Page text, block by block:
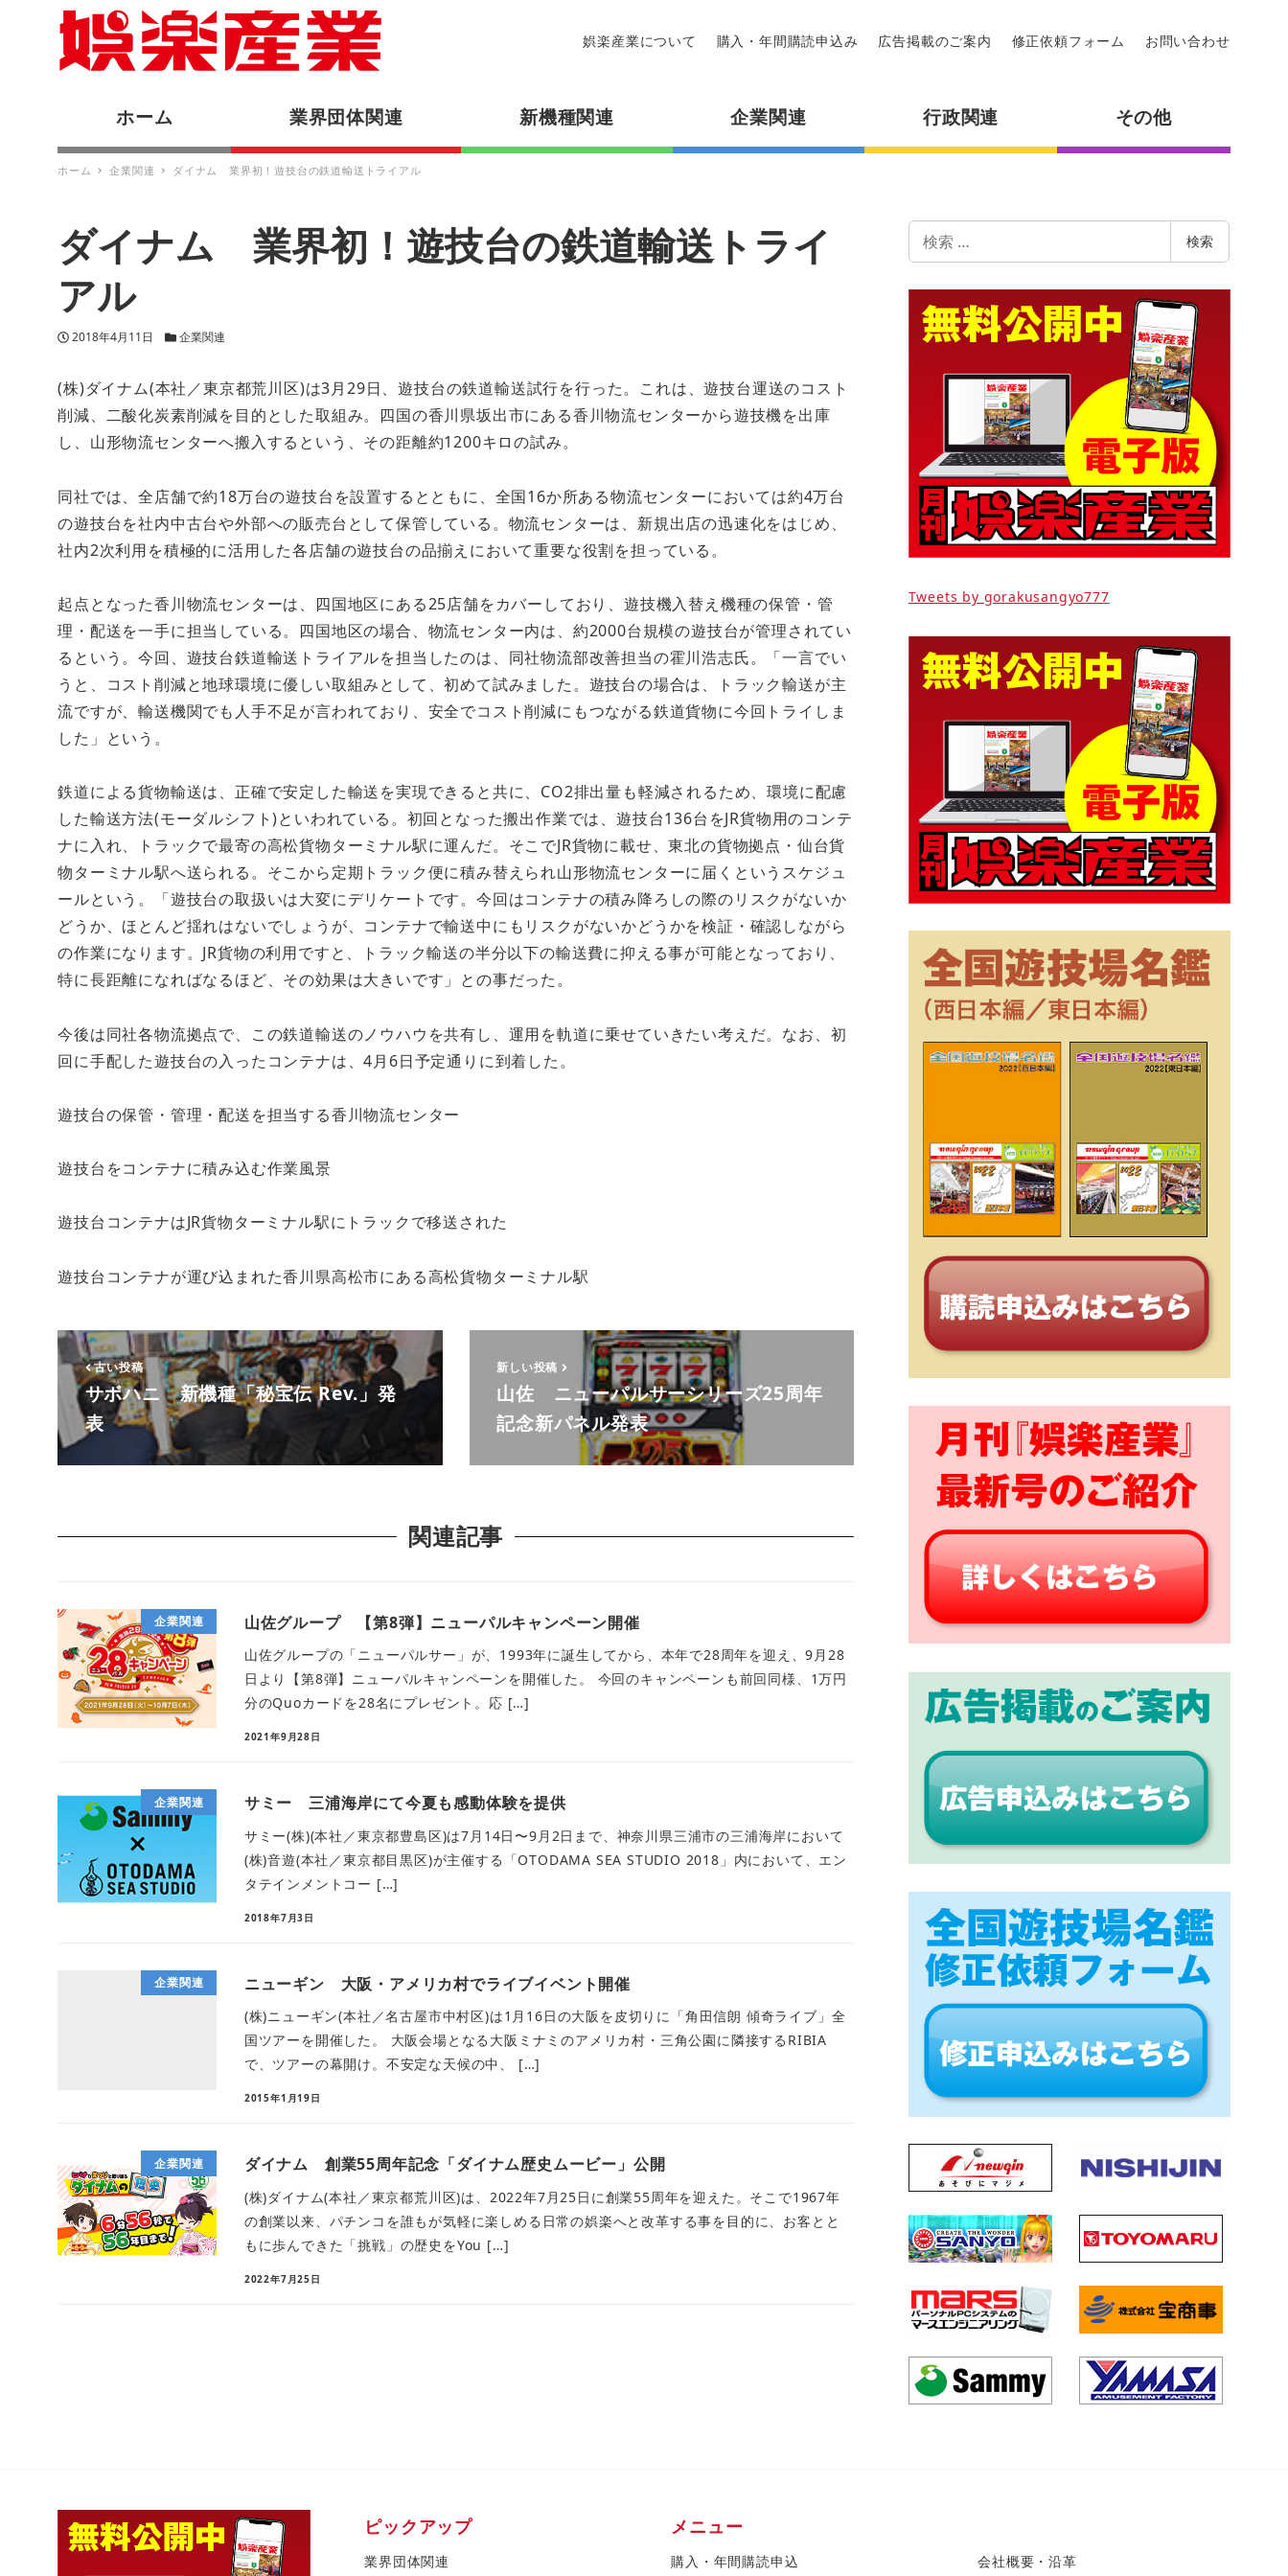
娯楽産業について 購入・年間購読申込み 広告掲載のご案内 修正依頼フォーム お問い合わせ
ホーム 業界団体関連 新機種関連 企業関連 行政関連 その他
ホーム 企業関連 ダイナム 業界初！遊技台の鉄道輸送トライアル
ダイナム 業界初！遊技台の鉄道輸送トライ
アル
投稿日
2018年4月11日 カテゴリー
企業関連
(株)ダイナム(本社／東京都荒川区)は3月29日、遊技台の鉄道輸送試行を行った。これは、遊技台運送のコスト
削減、二酸化炭素削減を目的とした取組み。四国の香川県坂出市にある香川物流センターから遊技機を出庫
し、山形物流センターへ搬入するという、その距離約1200キロの試み。
同社では、全店舗で約18万台の遊技台を設置するとともに、全国16か所ある物流センターにおいては約4万台
の遊技台を社内中古台や外部への販売台として保管している。物流センターは、新規出店の迅速化をはじめ、
社内2次利用を積極的に活用した各店舗の遊技台の品揃えにおいて重要な役割を担っている。
起点となった香川物流センターは、四国地区にある25店舗をカバーしており、遊技機入替え機種の保管・管
理・配送を一手に担当している。四国地区の場合、物流センター内は、約2000台規模の遊技台が管理されてい
るという。今回、遊技台鉄道輸送トライアルを担当したのは、同社物流部改善担当の霍川浩志氏。「一言でい
うと、コスト削減と地球環境に優しい取組みとして、初めて試みました。遊技台の場合は、トラック輸送が主
流ですが、輸送機関でも人手不足が言われており、安全でコスト削減にもつながる鉄道貨物に今回トライしま
した」という。
鉄道による貨物輸送は、正確で安定した輸送を実現できると共に、CO2排出量も軽減されるため、環境に配慮
した輸送方法(モーダルシフト)といわれている。初回となった搬出作業では、遊技台136台をJR貨物用のコンテ
ナに入れ、トラックで最寄の高松貨物ターミナル駅に運んだ。そこでJR貨物に載せ、東北の貨物拠点・仙台貨
物ターミナル駅へ送られる。そこから定期トラック便に積み替えられ山形物流センターに届くというスケジュ
ールという。「遊技台の取扱いは大変にデリケートです。今回はコンテナの積み降ろしの際のリスクがないか
どうか、ほとんど揺れはないでしょうが、コンテナで輸送中にもリスクがないかどうかを検証・確認しながら
の作業になります。JR貨物の利用ですと、トラック輸送の半分以下の輸送費に抑える事が可能となっており、
特に長距離になればなるほど、その効果は大きいです」との事だった。
今後は同社各物流拠点で、この鉄道輸送のノウハウを共有し、運用を軌道に乗せていきたい考えだ。なお、初
回に手配した遊技台の入ったコンテナは、4月6日予定通りに到着した。
遊技台の保管・管理・配送を担当する香川物流センター
遊技台をコンテナに積み込む作業風景
遊技台コンテナはJR貨物ターミナル駅にトラックで移送された
遊技台コンテナが運び込まれた香川県高松市にある高松貨物ターミナル駅
古い投稿
サボハニ 新機種「秘宝伝 Rev.」発
表
新しい投稿
山佐 ニューパルサーシリーズ25周年
記念新パネル発表
関連記事
企業関連 山佐グループ 【第8弾】ニューパルキャンペーン開催
山佐グループの「ニューパルサー」が、1993年に誕生してから、本年で28周年を迎え、9月28
日より【第8弾】ニューパルキャンペーンを開催した。 今回のキャンペーンも前回同様、1万円
分のQuoカードを28名にプレゼント。応 […]
2021年9月28日
企業関連 サミー 三浦海岸にて今夏も感動体験を提供
サミー(株)(本社／東京都豊島区)は7月14日〜9月2日まで、神奈川県三浦市の三浦海岸において
(株)音遊(本社／東京都目黒区)が主催する「OTODAMA SEA STUDIO 2018」内において、エン
タテインメントコー […]
2018年7月3日
企業関連 ニューギン 大阪・アメリカ村でライブイベント開催
(株)ニューギン(本社／名古屋市中村区)は1月16日の大阪を皮切りに「角田信朗 傾奇ライブ」全
国ツアーを開催した。 大阪会場となる大阪ミナミのアメリカ村・三角公園に隣接するRIBIA
で、ツアーの幕開け。不安定な天候の中、 […]
2015年1月19日
企業関連 ダイナム 創業55周年記念「ダイナム歴史ムービー」公開
(株)ダイナム(本社／東京都荒川区)は、2022年7月25日に創業55周年を迎えた。そこで1967年
の創業以来、パチンコを誰もが気軽に楽しめる日常の娯楽へと改革する事を目的に、お客とと
もに歩んできた「挑戦」の歴史をYou […]
2022年7月25日
索
検索
Tweets by gorakusangyo777
ピックアップ
業界団体関連
メニュー
購入・年間購読申込 会社概要・沿革